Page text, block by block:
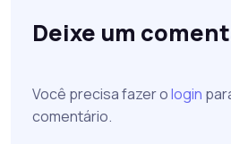
Deixe um
Você precisa fazer ologin
comentário.